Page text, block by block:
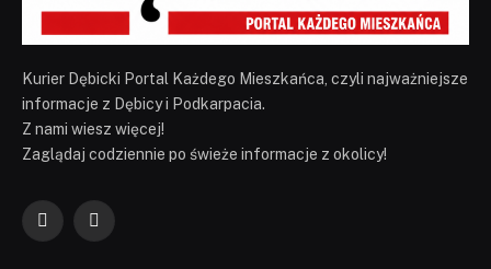
Kurier Dębicki Portal Każdego Mieszkańca, czyli najważniejsze
informacje z Dębicy i Podkarpacia.
Z nami wiesz więcej!
Zaglądaj codziennie po świeże informacje z okolicy!
FacebookYouTube